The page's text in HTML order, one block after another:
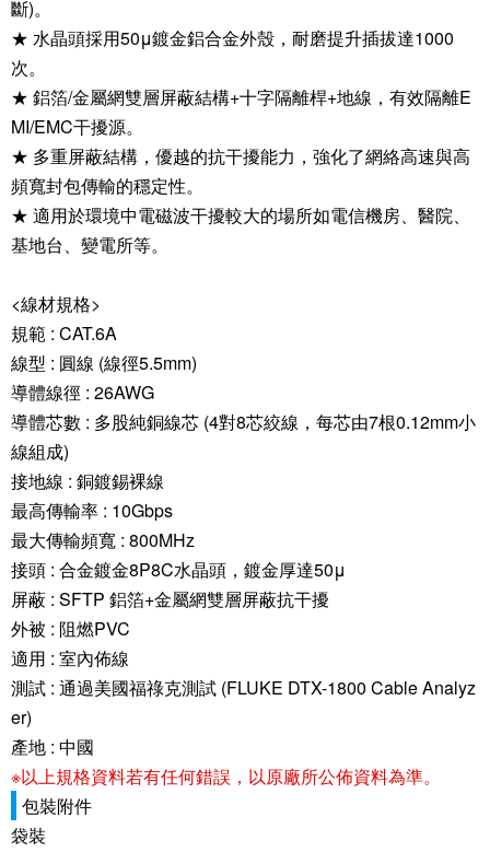
斷)。
★ 水晶頭採用50μ鍍金鋁合金外殼，耐磨提升插拔達1000
次。
★ 鋁箔/金屬網雙層屏蔽結構+十字隔離桿+地線，有效隔離E
MI/EMC干擾源。
★ 多重屏蔽結構，優越的抗干擾能力，強化了網絡高速與高
頻寬封包傳輸的穩定性。
★ 適用於環境中電磁波干擾較大的場所如電信機房、醫院、
基地台、變電所等。
<線材規格>
規範 : CAT.6A
線型 : 圓線 (線徑5.5mm)
導體線徑 : 26AWG
導體芯數 : 多股純銅線芯 (4對8芯絞線，每芯由7根0.12mm小
線組成)
接地線 : 銅鍍錫裸線
最高傳輸率 : 10Gbps
最大傳輸頻寬 : 800MHz
接頭 : 合金鍍金8P8C水晶頭，鍍金厚達50μ
屏蔽 : SFTP 鋁箔+金屬網雙層屏蔽抗干擾
外被 : 阻燃PVC
適用 : 室內佈線
測試 : 通過美國福祿克測試 (FLUKE DTX-1800 Cable Analyz
er)
產地 : 中國
※以上規格資料若有任何錯誤，以原廠所公佈資料為準。
包裝附件
袋裝